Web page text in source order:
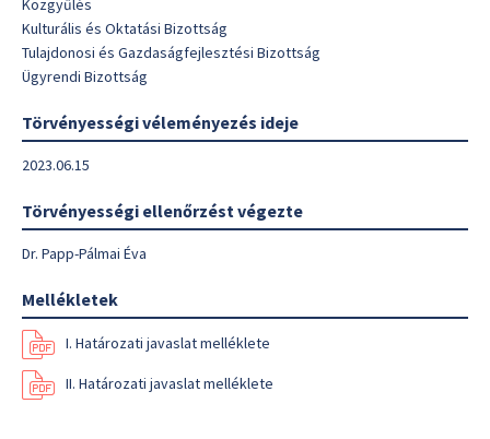
Közgyűlés
Kulturális és Oktatási Bizottság
Tulajdonosi és Gazdaságfejlesztési Bizottság
Ügyrendi Bizottság
Törvényességi véleményezés ideje
2023.06.15
Törvényességi ellenőrzést végezte
Dr. Papp-Pálmai Éva
Mellékletek
I. Határozati javaslat melléklete
II. Határozati javaslat melléklete